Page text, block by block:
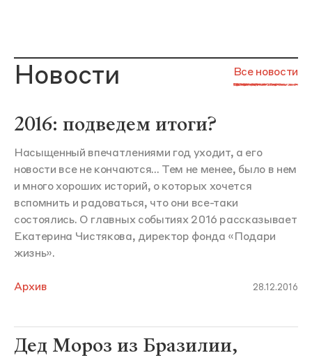
Новости Все новости
2016: подведем итоги?
Насыщенный впечатлениями год уходит, а его
новости все не кончаются... Тем не менее, было в нем
и много хороших историй, о которых хочется
вспомнить и радоваться, что они все-таки
состоялись. О главных событиях 2016 рассказывает
Екатерина Чистякова, директор фонда «Подари
жизнь».
Архив 28.12.2016
Дед Мороз из Бразилии,